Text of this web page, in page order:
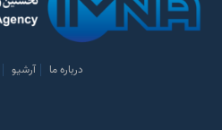
درباره ما آرشیو